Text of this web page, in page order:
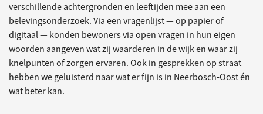
verschillende achtergronden en leeftijden mee aan een
belevingsonderzoek. Via een vragenlijst — op papier of
digitaal — konden bewoners via open vragen in hun eigen
woorden aangeven wat zij waarderen in de wijk en waar zij
knelpunten of zorgen ervaren. Ook in gesprekken op straat
hebben we geluisterd naar wat er fijn is in Neerbosch-Oost én
wat beter kan.